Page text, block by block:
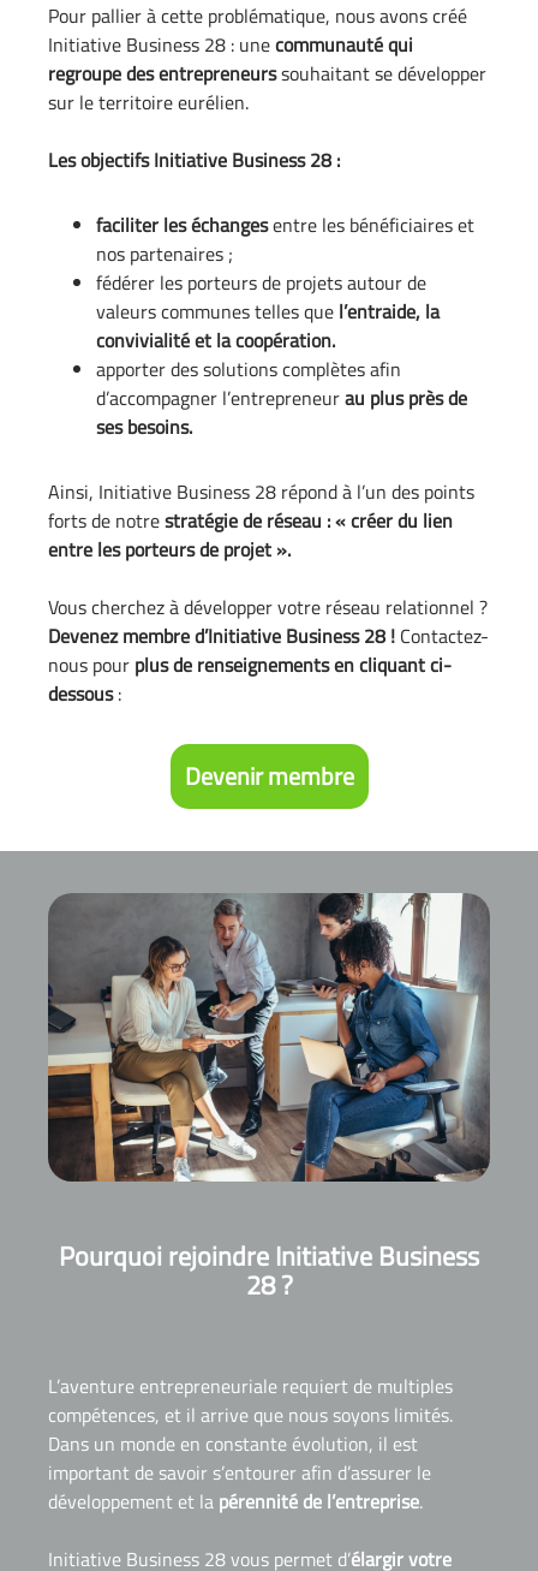
Pour pallier à cette problématique, nous avons créé
Initiative Business 28 : unecommunauté qui
regroupe des entrepreneurssouhaitant se développer
sur le territoire eurélien.
Les objectifs Initiative Business 28 :
faciliter les échangesentre les bénéficiaires et
nos partenaires ;
fédérer les porteurs de projets autour de
valeurs communes telles que l’entraide, la
convivialité et la coopération.
apporter des solutions complètes afin
d’accompagner l’entrepreneurau plus près de
ses besoins.
Ainsi, Initiative Business 28 répond à l’un des points
forts de notrestratégie de réseau : « créer du lien
entre les porteurs de projet ».
Vous cherchez à développer votre réseau relationnel ?
Devenez membre d’Initiative Business 28 !Contactez-
nous pour plus de renseignements en cliquant ci-
dessous:
Devenir membre
Pourquoi rejoindre Initiative Business
28 ?
L’aventure entrepreneuriale requiert de multiples
compétences, et il arrive que nous soyons limités.
Dans un monde en constante évolution, il est
important de savoir s’entourer afin d’assurer le
développement et la pérennité de l’entreprise.
Initiative Business 28 vous permet d’élargir votre